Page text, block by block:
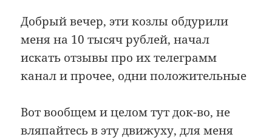
Добрый вечер, эти козлы обдурили
меня на 10 тысяч рублей, начал
искать отзывы про их телеграмм
канал и прочее, одни положительные
Вот вообщем и целом тут док-во, не
вляпайтесь в эту движуху, для меня